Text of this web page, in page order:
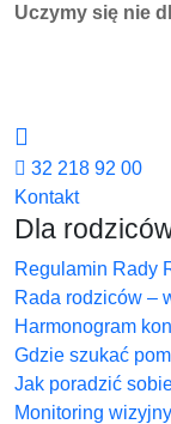
Uczymy się nie
32 218 92 00
Kontakt
Dla
Regulamin Rady
Rada rodziców –
Harmonogram
Gdzie szukać
Jak poradzić
Monitoring wizyjny